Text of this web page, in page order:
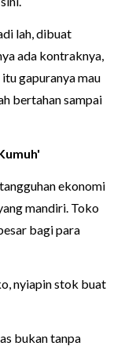
lah, dibuat
ada kontraknya,
gapuranya mau
bertahan sampai
ekonomi
mandiri. Toko
bagi para
nyiapin stok buat
bukan tanpa